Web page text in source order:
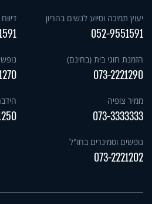
יעוץ תמיכה וסיוע לנשים בהריון
052-9551591
הזמנת חוגי בית (בחינם)
073-2221290
ממיר צופיה
073-3333333
נופשים וסמינרים בחו"ל
073-2221202